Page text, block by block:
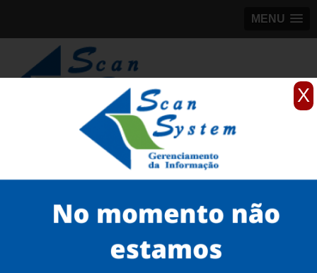
X
MENU
98184-5245
Scanner profissionais
scanner profissional brother
locação de scanner profissional avision Raposo Tavares
Serviços